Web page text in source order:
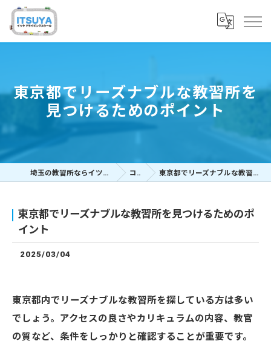
東京都でリーズナブルな教習所を
見つけるためのポイント
埼玉の教習所ならイツヤドライビングスクール コラム 東京都でリーズナブルな教習所を見つけるためのポイント
東京都でリーズナブルな教習所を見つけるためのポ
イント
2025/03/04
東京都内でリーズナブルな教習所を探している方は多い
でしょう。アクセスの良さやカリキュラムの内容、教官
の質など、条件をしっかりと確認することが重要です。